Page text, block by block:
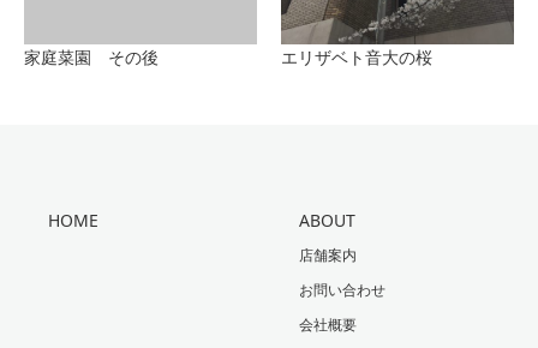
家庭菜園 その後 エリザベト音大の桜
HOME ABOUT
店舗案内
お問い合わせ
会社概要